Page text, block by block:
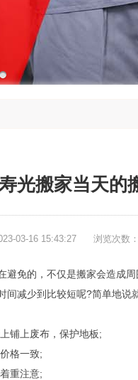
光搬家当天的
03-16 15:43:27 浏览次数：
免的，不仅是搬家会造成
减少到比较短呢?简单地说
铺上废布，保护地板;
格一致;
重注意;